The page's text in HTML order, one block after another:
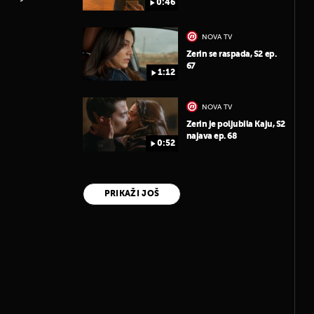
0:46
1:12
NOVA TV
Zerin se raspada, S2 ep.
67
0:52
NOVA TV
Zerin je poljubila Kaju, S2
najava ep. 68
PRIKAŽI JOŠ